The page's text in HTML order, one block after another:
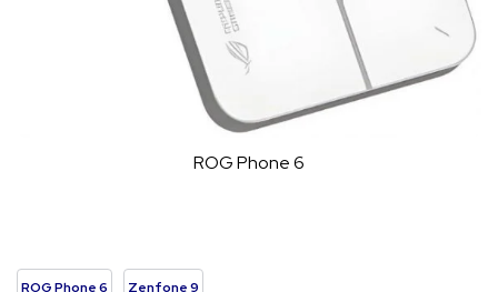
ROG Phone 6
ROG Phone 6 Zenfone 9